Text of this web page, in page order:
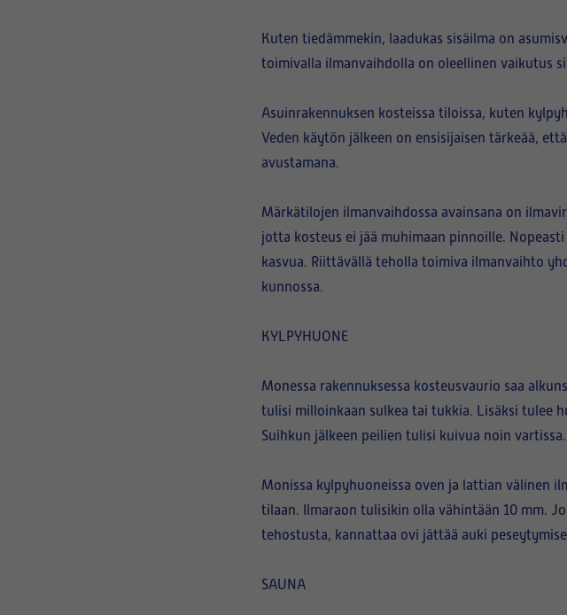
Kuten tiedämmekin, laadukas sisäilma on
toimivalla ilmanvaihdolla on oleellinen vaikutus
Asuinrakennuksen kosteissa tiloissa, kuten
Veden käytön jälkeen on ensisijaisen tärkeää,
avustamana.
Märkätilojen ilmanvaihdossa avainsana on
jotta kosteus ei jää muhimaan pinnoille.
kasvua. Riittävällä teholla toimiva ilmanvaihto
kunnossa.
KYLPYHUONE
Monessa rakennuksessa kosteusvaurio saa
tulisi milloinkaan sulkea tai tukkia. Lisäksi tulee
Suihkun jälkeen peilien tulisi kuivua noin vartissa.
Monissa kylpyhuoneissa oven ja lattian välinen
tilaan. Ilmaraon tulisikin olla vähintään 10 mm.
tehostusta, kannattaa ovi jättää auki
SAUNA